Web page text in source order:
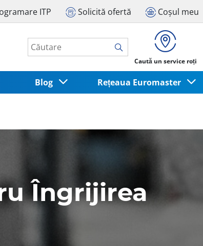
ITP Solicită ofertă Coșul meu
Caută un service roți
Blog Rețeaua Euromaster
Îngrijirea